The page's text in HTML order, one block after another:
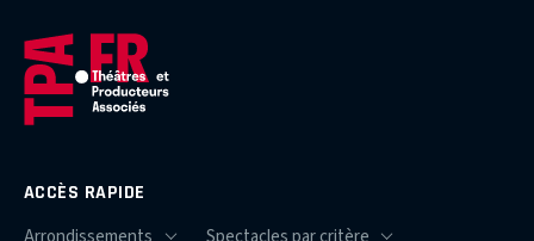
ACCÈS RAPIDE